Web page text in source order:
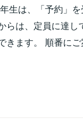
生は、「予約」
らは、定員に達し
きます。 順番に